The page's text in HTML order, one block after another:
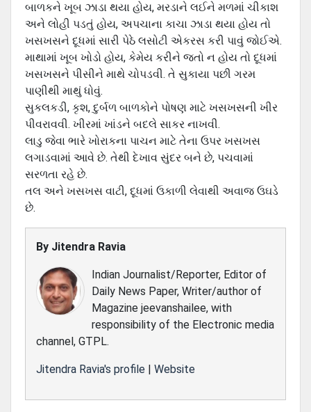
બાળકને ખૂબ ઝાડા થયા હોય, મરડાને લઈને મળમાં ચીકાશ
અને લોહી પડતું હોય, અપચાના કાચા ઝાડા થયા હોય તો
ખસખસને દૂધમાં સારી પેઠે લસોટી એકરસ કરી પાવું જોઈએ.
માથામાં ખૂબ ખોડો હોય, કેમેય કરીને જતો ન હોય તો દૂધમાં
ખસખસને પીસીને માથે ચોપડવી. તે સુકાયા પછી ગરમ
પાણીથી માથું ધોવું.
સુકલકડી, કૃશ, દુર્બળ બાળકોને પોષણ માટે ખસખસની ખીર
પીવરાવવી. ખીરમાં ખાંડને બદલે સાકર નાખવી.
લાડુ જેવા ભારે ખોરાકના પાચન માટે તેના ઉપર ખસખસ
લગાડવામાં આવે છે. તેથી દેખાવ સુંદર બને છે, પચવામાં
સરળતા રહે છે.
તલ અને ખસખસ વાટી, દૂધમાં ઉકાળી લેવાથી અવાજ ઉઘડે
છે.
By Jitendra Ravia
Indian Journalist/Reporter, Editor of
Daily News Paper, Writer/author of
Magazine jeevanshailee, with
responsibility of the Electronic media
channel, GTPL.
Jitendra Ravia's profile | Website